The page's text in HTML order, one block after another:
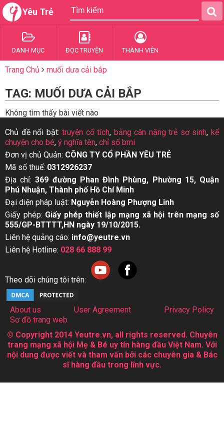
Yêu Trẻ
DANH MỤC ĐỌC TRUYỆN THÀNH VIÊN
Trang Chủ muối dưa cải bắp
TAG: MUỐI DƯA CẢI BẮP
Không tìm thấy bài viết nào
Chủ đề nổi bật:truyện cổ tích, bảng cân nặng trẻ sơ sinh,kể
chuyện cho bé, ý nghĩa tên, chỉ số bmi
Đơn vị chủ Quản: CÔNG TY CỔ PHẦN YÊU TRẺ
Mã số thuế: 0312926237
Địa chỉ:369 đường Phan Đình Phùng, Phường 15, Quận
Phú Nhuận, Thành phố Hồ Chí Minh
Đại diện pháp luật: Nguyễn Hoàng Phượng Linh
Giấy phép: Giấy phép thiết lập mạng xã hội trên mạng số
555/GP-BTTTT,HN ngày 19/10/2015.
Liên hệ quảng cáo: info@yeutre.vn
Liên hệ Hotline: 028 66 888 99
Theo dõi chúng tôi trên:
About us User Agreement
Privacy Policy
Sơ đồ trang web
© Copyright 2014 Yeutre.vn, all rights reserved. Chuyên
trang mạng xã hội Mẹ & Bé uy tín hàng đầu Việt Nam. Với
nội dung được viết và tham vấn bởi các chuyên gia & Bác
sĩ hàng đầu trong lĩnh vực.